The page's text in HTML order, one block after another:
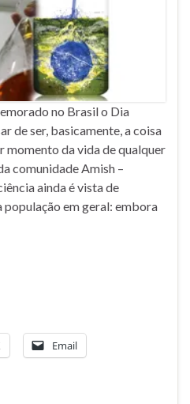
no Brasil o Dia
de ser, basicamente, a coisa
momento da vida de qualquer
comunidade Amish –
ainda é vista de
em geral: embora
Email